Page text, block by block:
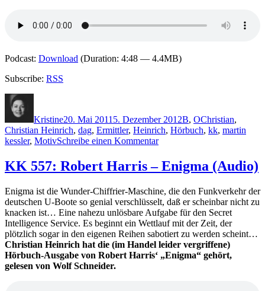
Podcast: Download (Duration: 4:48 — 4.4MB)
Subscribe: RSS
Kristine20. Mai 2011 5. Dezember 2012B, OChristian,
Christian Heinrich, dag, Ermittler, Heinrich, Hörbuch, kk, martin
kessler, MotivSchreibe einen Kommentarzu
678:
Dag
Dan
Buthler
–
Mord.net
(Audio)
KK 557: Robert Harris – Enigma (Audio)
Enigma ist die Wunder-Chiffrier-Maschine, die den Funkverkehr der
deutschen U-Boote so genial verschlüsselt, daß er scheinbar nicht zu
knacken ist… Eine nahezu unlösbare Aufgabe für den Secret
Intelligence Service. Es beginnt ein Wettlauf mit der Zeit, der
plötzlich sogar in den eigenen Reihen sabotiert zu werden scheint…
Christian Heinrich hat die (im Handel leider vergriffene)
Hörbuch-Ausgabe von Robert Harris‘ „Enigma“ gehört,
gelesen von Wolf Schneider.